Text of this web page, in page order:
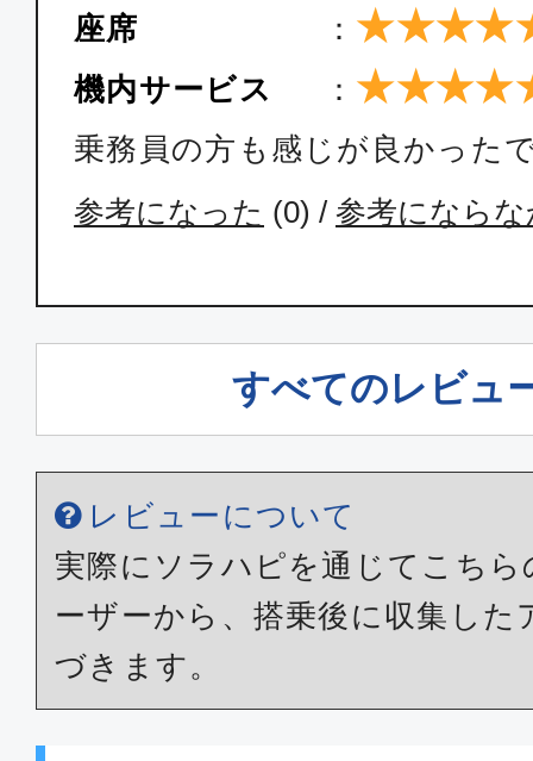
座席 ：
機内サービス ：
乗務員の方も感じが良かった
参考になった (0) / 参考になら
すべてのレビュ
レビューについて
実際にソラハピを通じてこち
ーザーから、搭乗後に収集した
づきます。